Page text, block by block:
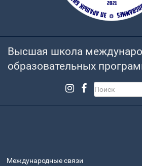
Высшая школа
образовательных
Международные связи